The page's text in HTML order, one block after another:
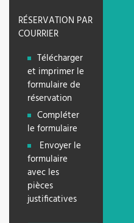
RÉSERVATION PAR
COURRIER
Télécharger
et imprimer le
formulaire de
réservation
Compléter
le formulaire
Envoyer le
formulaire
avec les
pièces
justificatives